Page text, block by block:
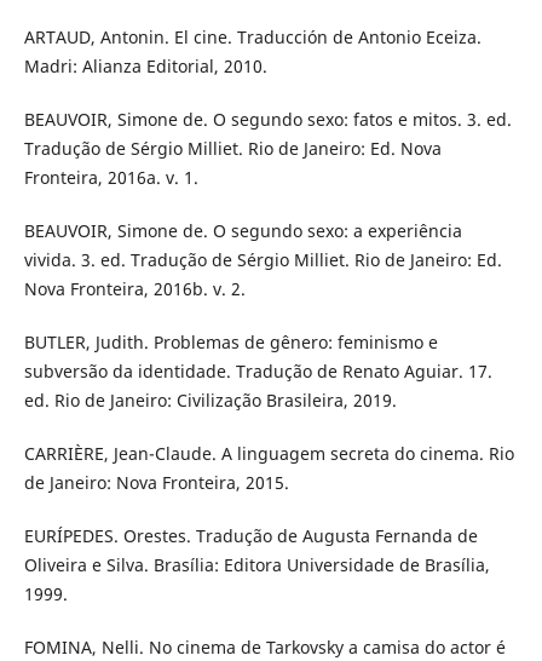
ARTAUD, Antonin. El cine. Traducción de Antonio Eceiza.
Madri: Alianza Editorial, 2010.
BEAUVOIR, Simone de. O segundo sexo: fatos e mitos. 3. ed.
Tradução de Sérgio Milliet. Rio de Janeiro: Ed. Nova
Fronteira, 2016a. v. 1.
BEAUVOIR, Simone de. O segundo sexo: a experiência
vivida. 3. ed. Tradução de Sérgio Milliet. Rio de Janeiro: Ed.
Nova Fronteira, 2016b. v. 2.
BUTLER, Judith. Problemas de gênero: feminismo e
subversão da identidade. Tradução de Renato Aguiar. 17.
ed. Rio de Janeiro: Civilização Brasileira, 2019.
CARRIÈRE, Jean-Claude. A linguagem secreta do cinema. Rio
de Janeiro: Nova Fronteira, 2015.
EURÍPEDES. Orestes. Tradução de Augusta Fernanda de
Oliveira e Silva. Brasília: Editora Universidade de Brasília,
1999.
FOMINA, Nelli. No cinema de Tarkovsky a camisa do actor é